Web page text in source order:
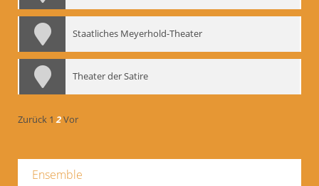
Staatliches Meyerhold-Theater
Theater der Satire
Zurück 1 2Vor
Ensemble